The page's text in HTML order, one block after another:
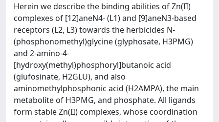
Herein we describe the binding abilities of Zn(II)
complexes of [12]aneN4- (L1) and [9]aneN3-based
receptors (L2, L3) towards the herbicides N-
(phosphonomethyl)glycine (glyphosate, H3PMG)
and 2-amino-4-
[hydroxy(methyl)phosphoryl]butanoic acid
(glufosinate, H2GLU), and also
aminomethylphosphonic acid (H2AMPA), the main
metabolite of H3PMG, and phosphate. All ligands
form stable Zn(II) complexes, whose coordination